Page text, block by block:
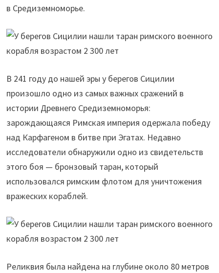
в Средиземноморье.
В 241 году до нашей эры у берегов Сицилии
произошло одно из самых важных сражений в
истории Древнего Средиземноморья:
зарождающаяся Римская империя одержала победу
над Карфагеном в битве при Эгатах. Недавно
исследователи обнаружили одно из свидетельств
этого боя — бронзовый таран, который
использовался римским флотом для уничтожения
вражеских кораблей.
Реликвия была найдена на глубине около 80 метров